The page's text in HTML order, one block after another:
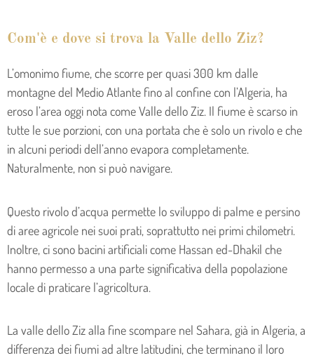
Com'è e dove si trova la Valle dello Ziz?
L’omonimo fiume, che scorre per quasi 300 km dalle
montagne del Medio Atlante fino al confine con l’Algeria, ha
eroso l’area oggi nota come Valle dello Ziz. Il fiume è scarso in
tutte le sue porzioni, con una portata che è solo un rivolo e che
in alcuni periodi dell’anno evapora completamente.
Naturalmente, non si può navigare.
Questo rivolo d’acqua permette lo sviluppo di palme e persino
di aree agricole nei suoi prati, soprattutto nei primi chilometri.
Inoltre, ci sono bacini artificiali come Hassan ed-Dhakil che
hanno permesso a una parte significativa della popolazione
locale di praticare l’agricoltura.
La valle dello Ziz alla fine scompare nel Sahara, già in Algeria, a
differenza dei fiumi ad altre latitudini, che terminano il loro